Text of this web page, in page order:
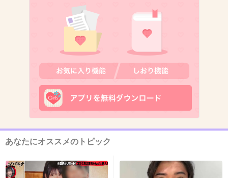
2015/07/28(火) 17:23:35
オヤジ達が妻や子供の目を盗み、若い娘の水着
姿を凝視‼︎‼︎
砂に体埋めてボイン作る。
あなたにオススメのトピック